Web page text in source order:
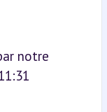
notre